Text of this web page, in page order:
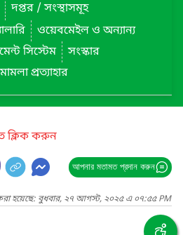
দপ্তর / সংস্থাসমূহ
ওয়েবমেইল ও অন্যান্য
সিস্টেম
সংস্কার
প্রত্যাহার
ক্লিক করুন
আপনার মতামত প্রদান করুন
হয়েছে: বুধবার, ২৭ আগস্ট, ২০২৫ এ ০৭:৫৫ PM